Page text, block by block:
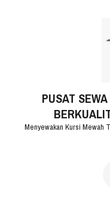
PUSAT
Menyewakan Kursi Mewah